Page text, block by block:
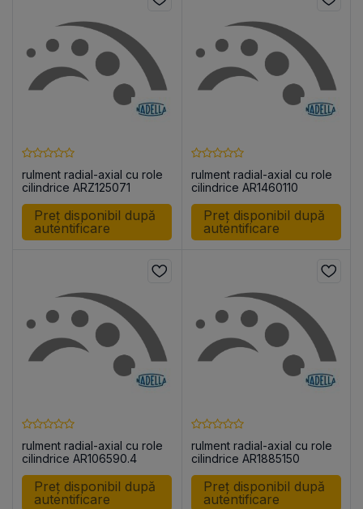
rulment radial-axial cu role
cilindrice ARZ125071
Preț disponibil după
autentificare
rulment radial-axial cu role
cilindrice AR1460110
Preț disponibil după
autentificare
rulment radial-axial cu role
cilindrice AR106590.4
Preț disponibil după
autentificare
rulment radial-axial cu role
cilindrice AR1885150
Preț disponibil după
autentificare